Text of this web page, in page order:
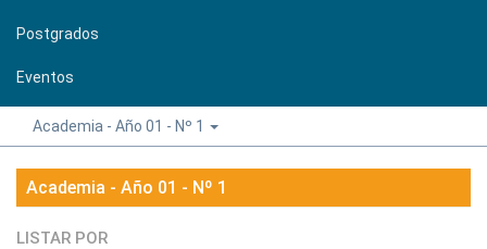
Postgrados
Eventos
Academia - Año 01 - Nº 1
Academia - Año 01 - Nº 1
LISTAR POR